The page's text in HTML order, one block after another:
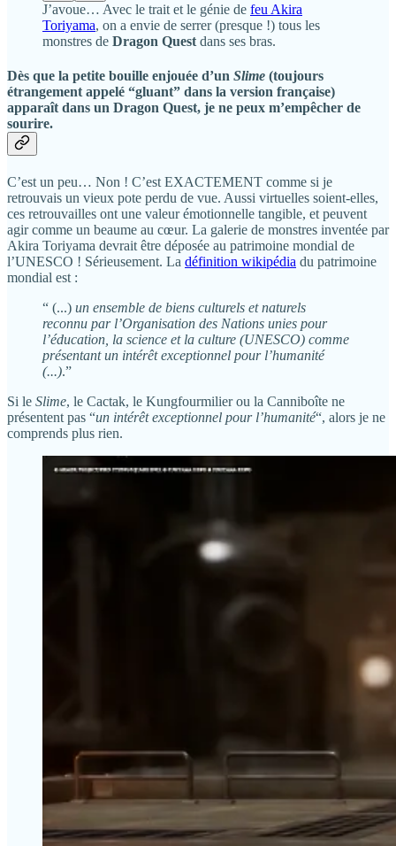
J’avoue… Avec le trait et le génie de feu Akira
Toriyama, on a envie de serrer (presque !) tous les
monstres de Dragon Quest dans ses bras.
Dès que la petite bouille enjouée d’un Slime (toujours
étrangement appelé “gluant” dans la version française)
apparaît dans un Dragon Quest, je ne peux m’empêcher de
sourire.
C’est un peu… Non ! C’est EXACTEMENT comme si je
retrouvais un vieux pote perdu de vue. Aussi virtuelles soient-elles,
ces retrouvailles ont une valeur émotionnelle tangible, et peuvent
agir comme un beaume au cœur. La galerie de monstres inventée par
Akira Toriyama devrait être déposée au patrimoine mondial de
l’UNESCO ! Sérieusement. La définition wikipédia du patrimoine
mondial est :
“ (...) un ensemble de biens culturels et naturels
reconnu par l’Organisation des Nations unies pour
l’éducation, la science et la culture (UNESCO) comme
présentant un intérêt exceptionnel pour l’humanité
(...).”
Si le Slime, le Cactak, le Kungfourmilier ou la Canniboîte ne
présentent pas “un intérêt exceptionnel pour l’humanité“, alors je ne
comprends plus rien.